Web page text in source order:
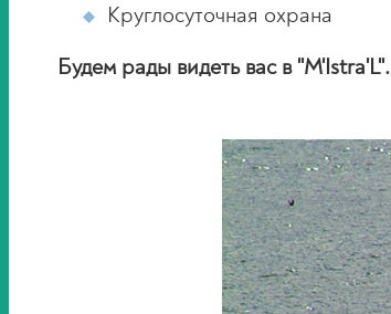
Круглосуточная охрана
Будем рады видеть вас в "M'Istra'L".